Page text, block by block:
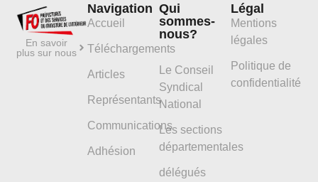
En savoir
plus sur nous
Navigation
Accueil
Téléchargements
Articles
Représentants
Communications
Adhésion
Qui
sommes-
nous?
Le Conseil
Syndical
National
Les sections
départementales
délégués
Légal
Mentions
légales
Politique de
confidentialité